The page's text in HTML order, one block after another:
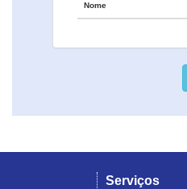
Nome
Serviços